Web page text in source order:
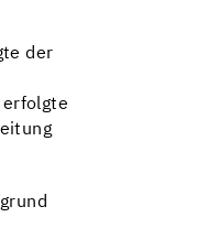
der
erfolgte